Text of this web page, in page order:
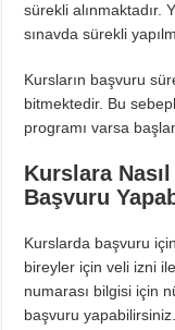
sürekli alınmaktadır.
sınavda sürekli
Kursların başvuru
bitmektedir. Bu
programı varsa
Kurslara
Başvuru
Kurslarda başvuru
bireyler için veli izni
numarası bilgisi için
başvuru yapabilirsiniz.